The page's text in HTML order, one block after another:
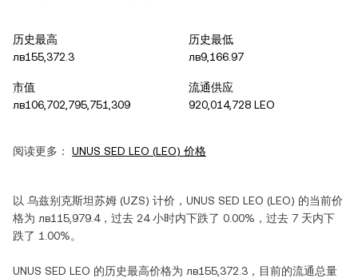
历史最高
лв155,372.3
历史最低
лв9,166.97
市值
лв106,702,795,751,309
流通供应
920,014,728 LEO
阅读更多： UNUS SED LEO (LEO) 价格
以 乌兹别克斯坦苏姆 (UZS) 计价， UNUS SED LEO (LEO) 的当前价
格为 лв115,979.4，过去 24 小时内下跌了 0.00% ，过去 7 天内下
跌了 1.00%。
UNUS SED LEO 的历史最高价格为 лв155,372.3 ，目前的流通总量